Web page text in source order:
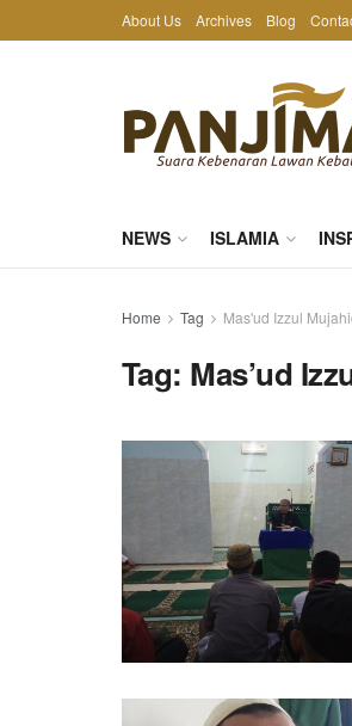
About Us Archives Blog
NEWS ISLAMIA
Home Tag Mas'ud Izzul
Tag: Mas’ud